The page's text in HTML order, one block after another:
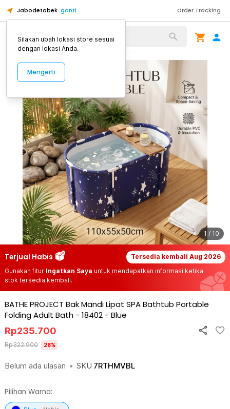
Jabodetabek ganti Order Tracking
Alat Kopi
1 / 10
Terjual Habis Tersedia kembali Aug 2026
Gunakan fitur Ingatkan Saya untuk mendapatkan informasi ketika
stok tersedia kembali.
BATHE PROJECT Bak Mandi Lipat SPA Bathtub Portable
Folding Adult Bath - 18402 - Blue
Belum ada ulasan • SKU 7RTHMVBL
Rp235.700
Rp322.900 28%
Pilihan Warna:
Silakan ubah lokasi store sesuai
dengan lokasi Anda.
Mengerti